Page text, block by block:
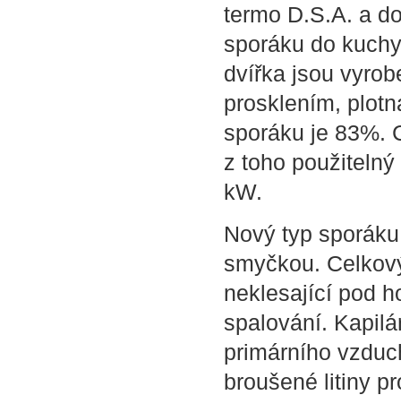
termo D.S.A. a
sporáku do
dvířka jsou
prosklením,
sporáku je 83%.
z toho použitelný
kW.
Nový typ
smyčkou.
neklesající pod
spalování.
primárního
broušené litiny